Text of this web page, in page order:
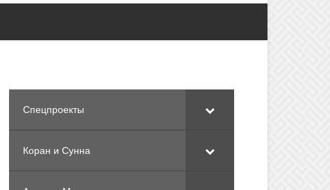
Спецпроекты
Коран и Сунна